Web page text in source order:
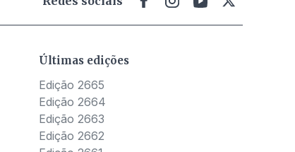
Últimas edições
Edição 2665
Edição 2664
Edição 2663
Edição 2662